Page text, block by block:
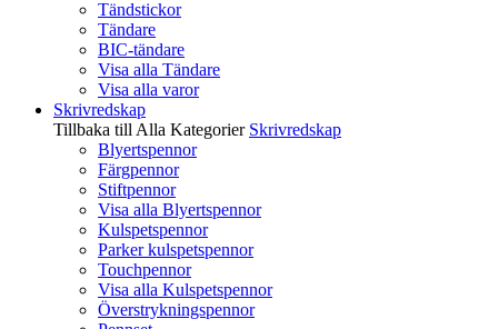
Tändstickor
Tändare
BIC-tändare
Visa alla Tändare
Visa alla varor
Skrivredskap
Tillbaka till Alla Kategorier Skrivredskap
Blyertspennor
Färgpennor
Stiftpennor
Visa alla Blyertspennor
Kulspetspennor
Parker kulspetspennor
Touchpennor
Visa alla Kulspetspennor
Överstrykningspennor